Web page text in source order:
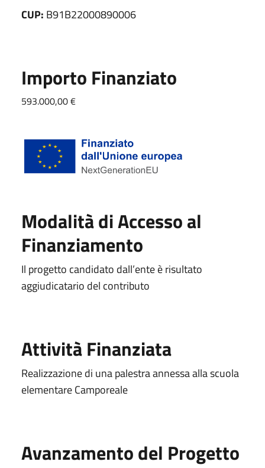
CUP: B91B22000890006
Importo Finanziato
593.000,00 €
Modalità di Accesso al
Finanziamento
Il progetto candidato dall’ente è risultato
aggiudicatario del contributo
Attività Finanziata
Realizzazione di una palestra annessa alla scuola
elementare Camporeale
Avanzamento del Progetto